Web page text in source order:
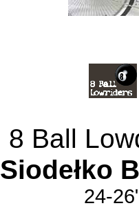
8 Ball
Siodełko
24-